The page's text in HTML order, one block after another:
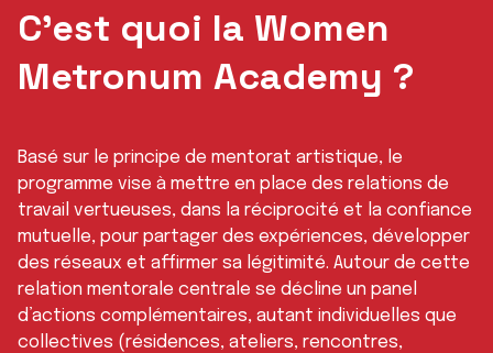
C’est quoi la Women
Metronum Academy ?
Basé sur le principe de mentorat artistique, le
programme vise à mettre en place des relations de
travail vertueuses, dans la réciprocité et la confiance
mutuelle, pour partager des expériences, développer
des réseaux et affirmer sa légitimité. Autour de cette
relation mentorale centrale se décline un panel
d’actions complémentaires, autant individuelles que
collectives (résidences, ateliers, rencontres,